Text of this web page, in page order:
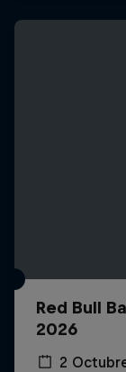
Red Bull
2026
2